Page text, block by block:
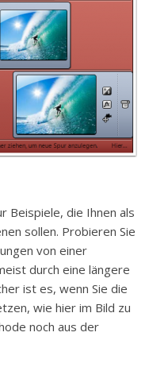
Beispiele, die Ihnen als
sollen. Probieren Sie
von einer
durch eine längere
ist es, wenn Sie die
wie hier im Bild zu
noch aus der